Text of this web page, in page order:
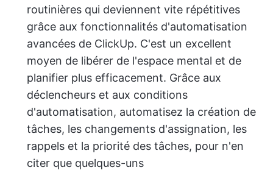
routinières qui deviennent vite répétitives
grâce aux fonctionnalités d'automatisation
avancées de ClickUp. C'est un excellent
moyen de libérer de l'espace mental et de
planifier plus efficacement. Grâce aux
déclencheurs et aux conditions
d'automatisation, automatisez la création de
tâches, les changements d'assignation, les
rappels et la priorité des tâches, pour n'en
citer que quelques-uns